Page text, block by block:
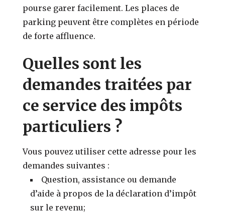
pourse garer facilement. Les places de
parking peuvent être complètes en période
de forte affluence.
Quelles sont les
demandes traitées par
ce service des impôts
particuliers ?
Vous pouvez utiliser cette adresse pour les
demandes suivantes :
Question, assistance ou demande
d’aide à propos de la déclaration d’impôt
sur le revenu;